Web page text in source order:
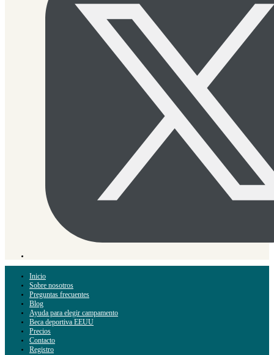
Inicio
Sobre nosotros
Preguntas frecuentes
Blog
Ayuda para elegir campamento
Beca deportiva EEUU
Precios
Contacto
Registro